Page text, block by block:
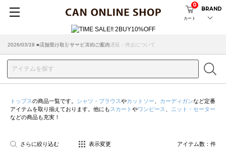
カート
0
BRAND
2026/07/29 ■【お知らせ】ヤマト運輸の配送遅延・停止について
2026/03/18 ■店舗受け取りサービスのご案内
トップスの商品一覧です。 シャツ・ブラウスやカットソー カーディガンなど定番
アイテムを取り揃えております。他にも スカート やワンピース
ニット・セーター
などの商品も充実！
さらに絞り込む 表示変更 アイテム数： 件